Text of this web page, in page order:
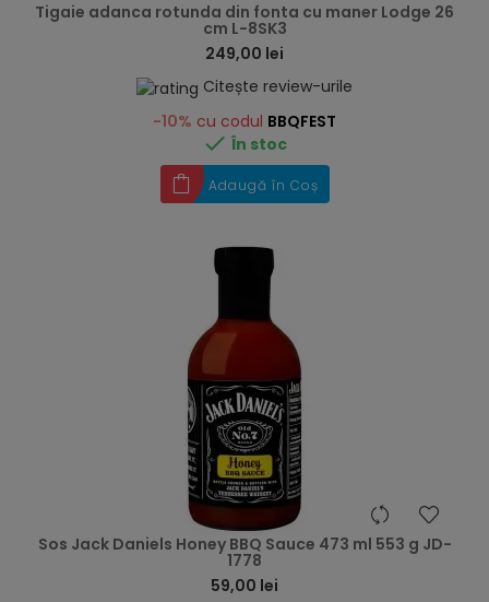
Tigaie adanca rotunda din fonta cu maner Lodge 26
cm L-8SK3
249,00 lei
Citește review-urile
-10% cu codul BBQFEST
 În stoc
Adaugă în Coș
Sos Jack Daniels Honey BBQ Sauce 473 ml 553 g JD-
1778
59,00 lei